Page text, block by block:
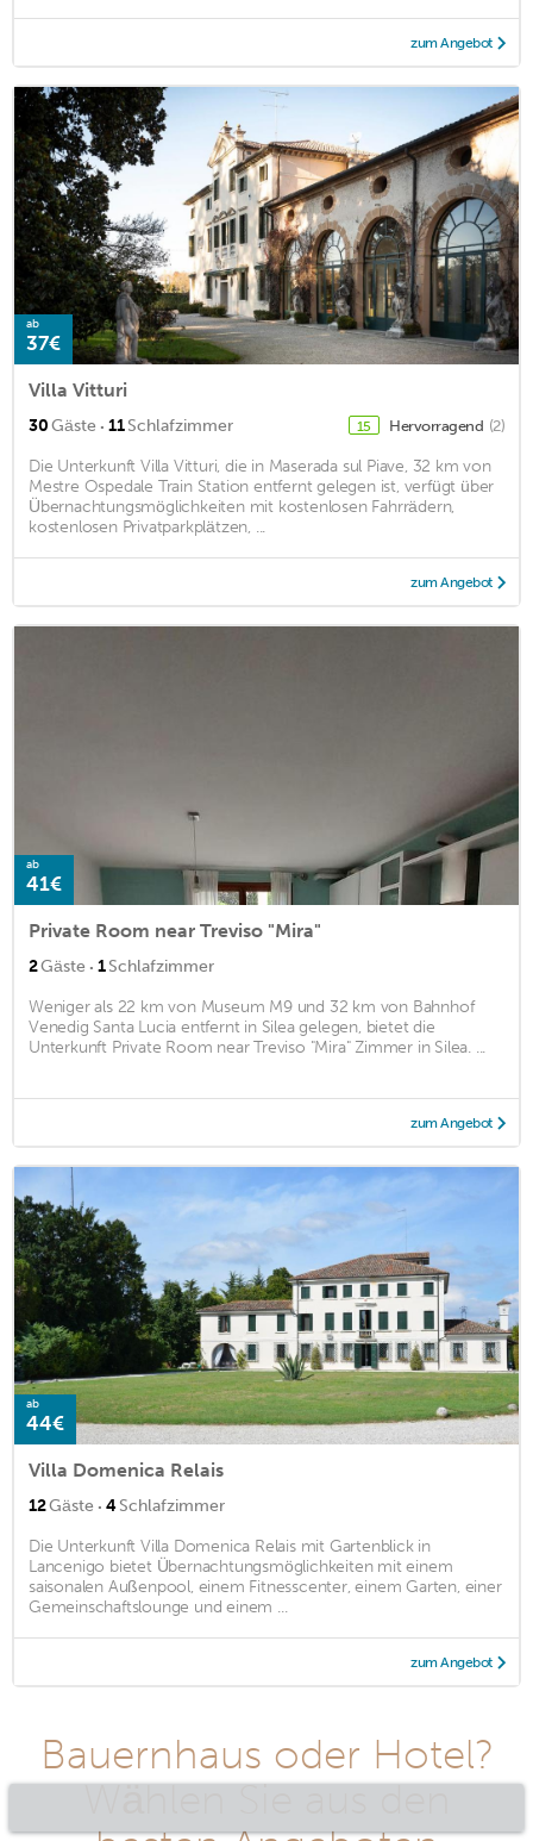
zum Angebot
ab
37€
Villa Vitturi
30Gäste · 11Schlafzimmer 15 Hervorragend (2)
Die Unterkunft Villa Vitturi, die in Maserada sul Piave, 32 km von
Mestre Ospedale Train Station entfernt gelegen ist, verfügt über
Übernachtungsmöglichkeiten mit kostenlosen Fahrrädern,
kostenlosen Privatparkplätzen, ...
zum Angebot
ab
41€
Private Room near Treviso "Mira"
2Gäste · 1Schlafzimmer
Weniger als 22 km von Museum M9 und 32 km von Bahnhof
Venedig Santa Lucia entfernt in Silea gelegen, bietet die
Unterkunft Private Room near Treviso "Mira" Zimmer in Silea. ...
zum Angebot
ab
44€
Villa Domenica Relais
12Gäste · 4Schlafzimmer
Die Unterkunft Villa Domenica Relais mit Gartenblick in
Lancenigo bietet Übernachtungsmöglichkeiten mit einem
saisonalen Außenpool, einem Fitnesscenter, einem Garten, einer
Gemeinschaftslounge und einem ...
zum Angebot
Bauernhaus oder Hotel?
Wählen Sie aus den